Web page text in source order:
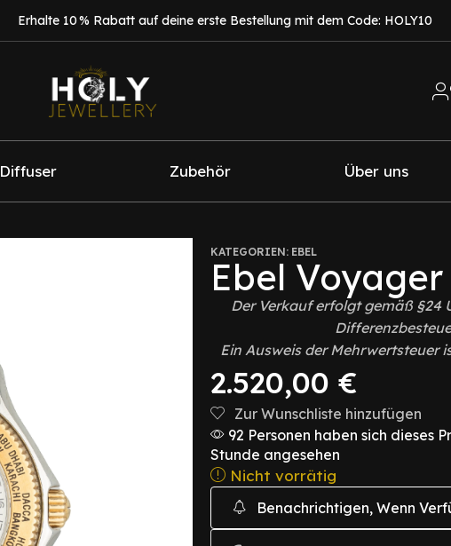
Erhalte 10 % Rabatt auf deine erste Bestellung mit dem Code: HOLY10
Diffuser Zubehör Über uns
KATEGORIEN: EBEL
Ebel Voyager
Der Verkauf erfolgt gemäß §24
Ein Ausweis der Mehrwertsteuer
2.520,00€
Zur Wunschliste hinzufügen
92 Personen haben sich dieses
Stunde angesehen
Nicht vorrätig
Benachrichtigen, Wenn